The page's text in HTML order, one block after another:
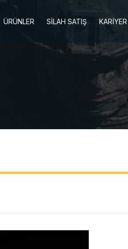
ÜRÜNLER SİLAH SATIŞ KARİYER